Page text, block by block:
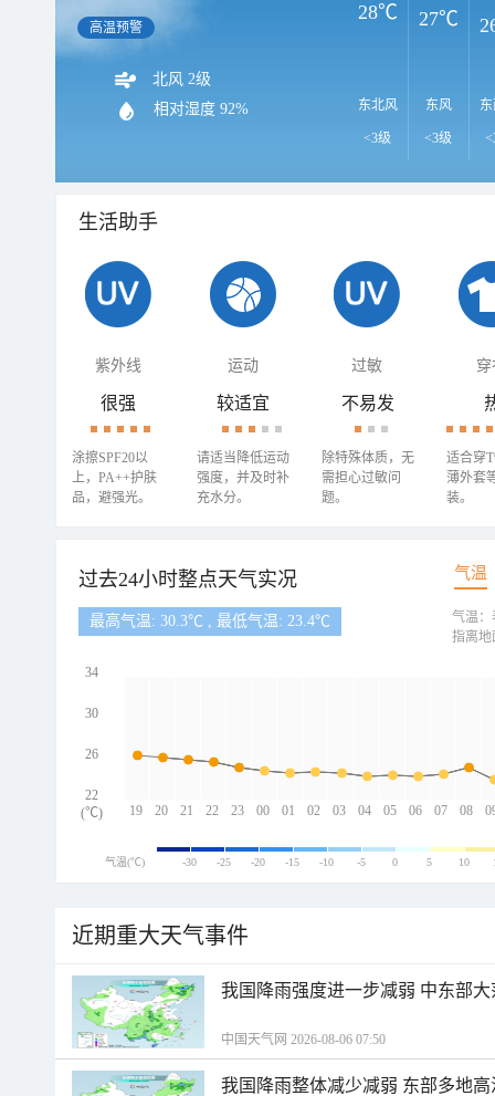
高温预警
北风 2级
相对湿度 92% 东北风
<3级
东风
<3级
28℃ 27℃
生活助手
紫外线 运动 过敏 穿
很强
涂擦SPF20以
上，PA++护肤
品，避强光。
较适宜
请适当降低运动
强度，并及时补
充水分。
不易发
除特殊体质，无
需担心过敏问
题。
适合穿
薄外套
装。
过去24小时整点天气实况 气温
最高气温: 30.3℃ , 最低气温: 23.4℃
19 20 21 22 23 00 01 02 03 04 05 06 07 08
34
30
26
22
(℃)
气温：
指离地
气温(℃) -30 -25 -20 -15 -10 -5 0 5 10
近期重大天气事件
我国降雨强度进一步减弱 中东部
中国天气网 2026-08-06 07:50
我国降雨整体减少减弱 东部多地